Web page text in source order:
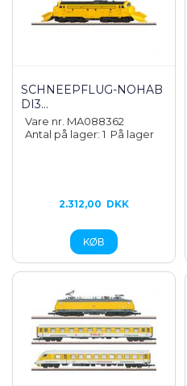
SCHNEEPFLUG-NOHAB
DI3...
Vare nr. MA088362
Antal på lager: 1 På lager
2.312,00 DKK